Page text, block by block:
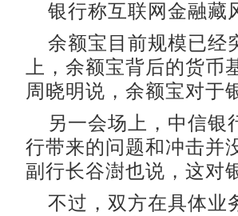
银行称互联网金融藏
余额宝目前规模已经
上，余额宝背后的货币
周晓明说，余额宝对于
另一会场上，中信银
行带来的问题和冲击并
副行长谷澍也说，这对
不过，双方在具体业